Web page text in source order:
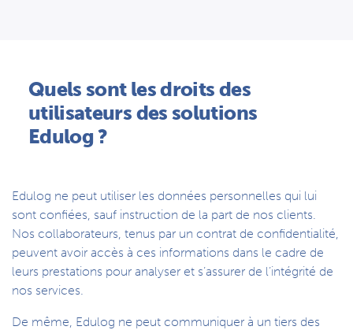
Quels sont les droits des
utilisateurs des solutions
Edulog ?
Edulog ne peut utiliser les données personnelles qui lui
sont confiées, sauf instruction de la part de nos clients.
Nos collaborateurs, tenus par un contrat de confidentialité,
peuvent avoir accès à ces informations dans le cadre de
leurs prestations pour analyser et s’assurer de l’intégrité de
nos services.
De même, Edulog ne peut communiquer à un tiers des